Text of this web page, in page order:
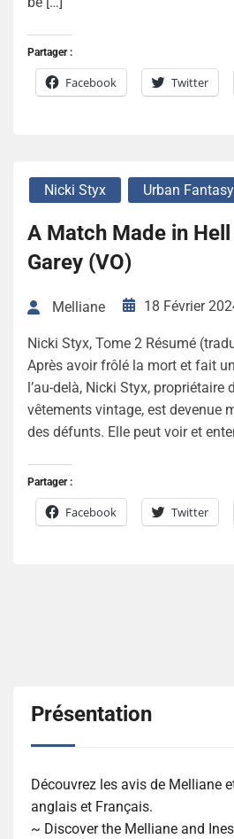
Partager :
Facebook Twitter
Nicki Styx Urban Fantasy
A Match Made in
Garey (VO)
Melliane 18 Février
Nicki Styx, Tome 2 Résumé
Après avoir frôlé la mort et fait
l’au-delà, Nicki Styx, propriétaire
vêtements vintage, est devenue
des défunts. Elle peut voir et
Partager :
Facebook Twitter
Présentation
Découvrez les avis de Melliane
anglais et Français.
~ Discover the Melliane and